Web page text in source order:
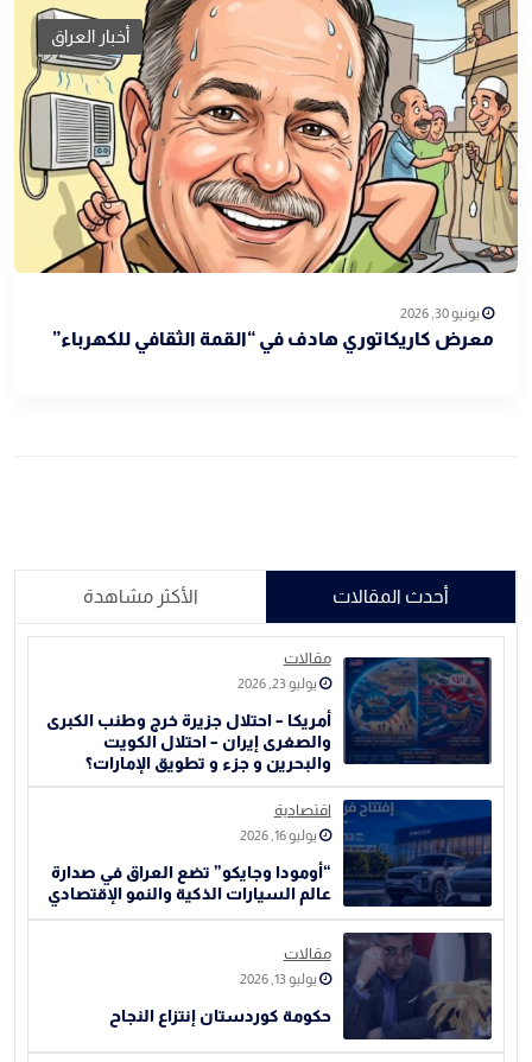
أخبار العراق
يونيو 30, 2026
معرض كاريكاتوري هادف في “القمة الثقافي للكهرباء”
أحدث المقالات الأكثر مشاهدة
مقالات
يوليو 23, 2026
أمريكا – احتلال جزيرة خرج وطنب الكبرى
والصغرى إيران – احتلال الكويت
والبحرين و جزء و تطويق الإمارات؟
اقتصادية
يوليو 16, 2026
“أومودا وجايكو” تضع العراق في صدارة
عالم السيارات الذكية والنمو الإقتصادي
مقالات
يوليو 13, 2026
حكومة كوردستان إنتزاع النجاح